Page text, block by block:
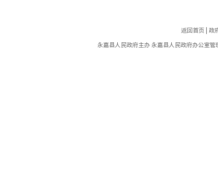
返回首页 | 政
永嘉县人民政府主办 永嘉县人民政府办公室